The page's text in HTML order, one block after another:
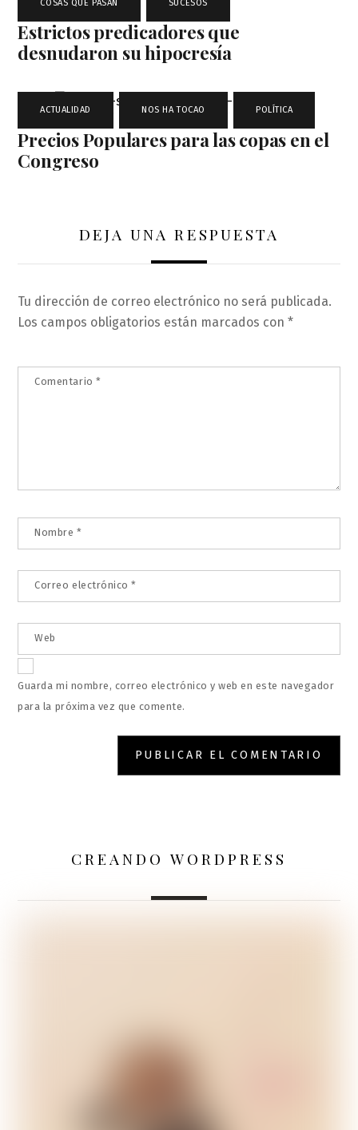
COSAS QUE PASAN SUCESOS
Estrictos predicadores que
desnudaron su hipocresía
ACTUALIDAD NOS HA TOCAO POLÍTICA
Precios Populares para las copas en el
Congreso
DEJA UNA RESPUESTA
Tu dirección de correo electrónico no será publicada.
Los campos obligatorios están marcados con*
Comentario*
Nombre *
Correo electrónico*
Web
Guarda mi nombre, correo electrónico y web en este navegador
para la próxima vez que comente.
CREANDO WORDPRESS